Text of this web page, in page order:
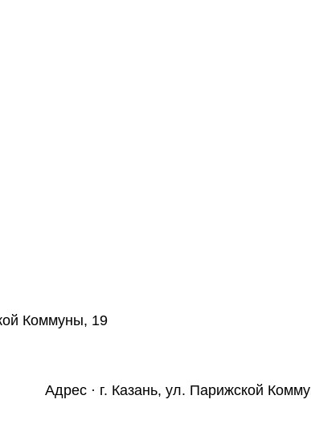
Коммуны, 19
Адрес · г. Казань, ул. Парижской